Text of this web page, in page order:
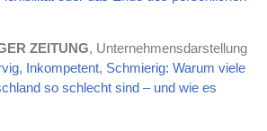
ZEITUNG, Unternehmensdarstellung
Inkompetent, Schmierig: Warum viele
so schlecht sind – und wie es